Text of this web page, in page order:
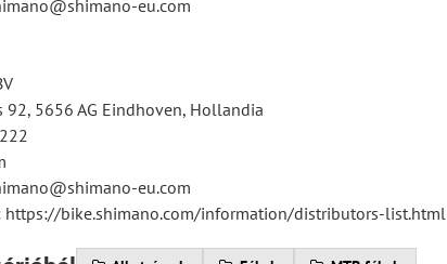
eu.com
92, 5656 AG Eindhoven, Hollandia
eu.com
https://bike.shimano.com/information/distributors-list.html